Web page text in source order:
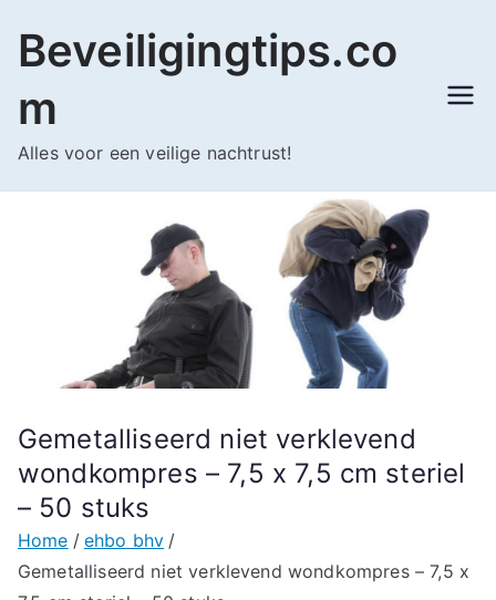
naar
inhoud
Beveiligingtips.co
m
Alles voor een veilige nachtrust!
Gemetalliseerd niet verklevend
wondkompres – 7,5 x 7,5 cm steriel
– 50 stuks
Home
ehbo bhv
Gemetalliseerd niet verklevend wondkompres – 7,5 x